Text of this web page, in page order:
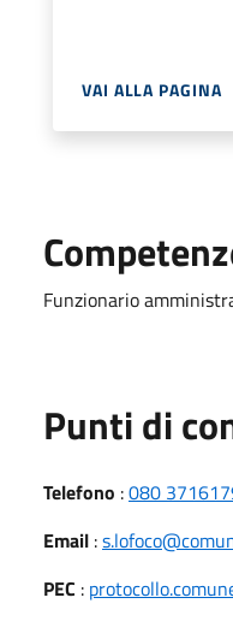
VAI ALLA PAGINA
Funzionario
Punti di
Telefono :080
Email :
PEC :